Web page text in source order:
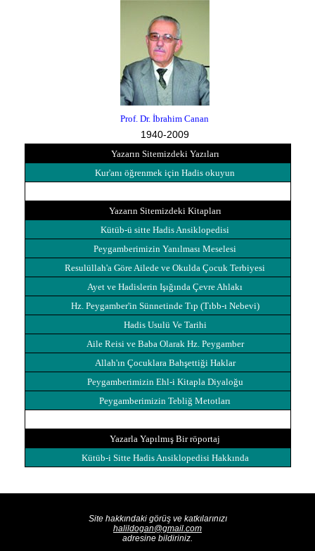
Prof. Dr. İbrahim Canan
1940-2009
Yazarın Sitemizdeki Yazıları
Kur'anı öğrenmek için Hadis okuyun
Yazarın Sitemizdeki Kitapları
Kütüb-ü sitte Hadis Ansiklopedisi
Peygamberimizin Yanılması Meselesi
Resulüllah'a Göre Ailede ve Okulda Çocuk Terbiyesi
Ayet ve Hadislerin Işığında Çevre Ahlakı
Hz. Peygamber'in Sünnetinde Tıp (Tıbb-ı Nebevi)
Hadis Usulü Ve Tarihi
Aile Reisi ve Baba Olarak Hz. Peygamber
Allah'ın Çocuklara Bahşettiği Haklar
Peygamberimizin Ehl-i Kitapla Diyaloğu
Peygamberimizin Tebliğ Metotları
Yazarla Yapılmış Bir röportaj
Kütüb-i Sitte Hadis Ansiklopedisi Hakkında
Site hakkındaki görüş ve katkılarınızı
halildogan@gmail.com
adresine bildiriniz.